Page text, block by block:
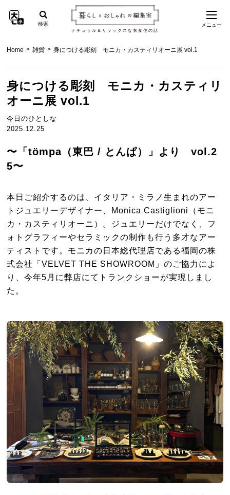
ナチュラル＆リラックスな衣食住の話
検索 メニュー
Home > 雑貨 > 身につける彫刻 モニカ・カスティリオーニ展 vol.1
身につける彫刻 モニカ・カスティリ
オーニ展 vol.1
今日のひとしな
2025.12.25
〜「tömpa（東巴 / とんぱ）」より vol.2
5〜
本日ご紹介するのは、イタリア・ミラノ生まれのアー
トジュエリーデザイナー、Monica Castiglioni（モニ
カ・カスティリオーニ）。ジュエリーだけでなく、フ
ォトグラフィーやセラミックの制作も行う多才なアー
ティストです。モニカの日本総代理店である福岡の株
式会社「VELVET THE SHOWROOM」のご協力によ
り、今年5月に弊店にてトランクショーが実現しまし
た。